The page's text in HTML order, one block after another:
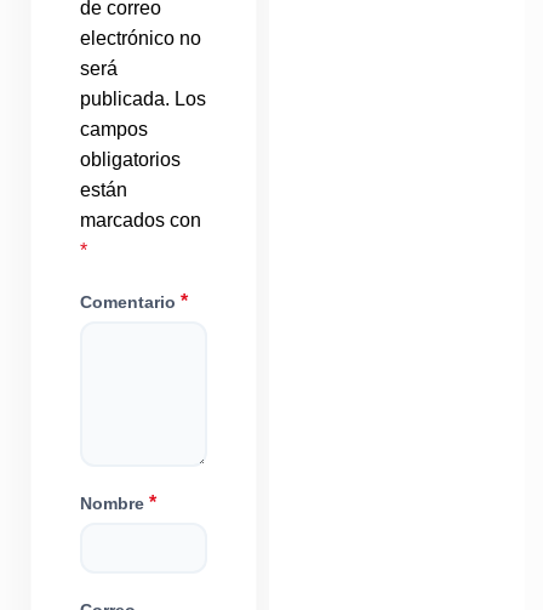
de correo
electrónico no
será
publicada. Los
campos
obligatorios
están
marcados con
*
Comentario *
Nombre *